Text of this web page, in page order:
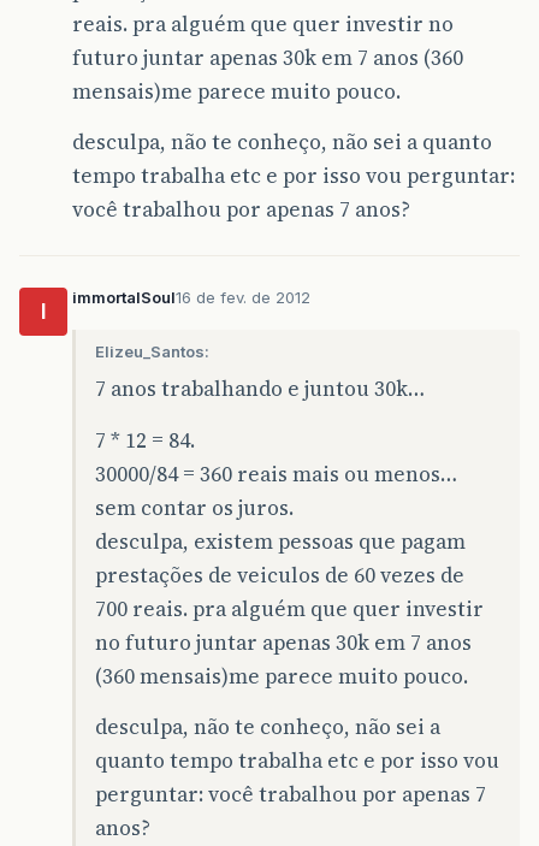
reais. pra alguém que quer investir no
futuro juntar apenas 30k em 7 anos (360
mensais)me parece muito pouco.
desculpa, não te conheço, não sei a quanto
tempo trabalha etc e por isso vou perguntar:
você trabalhou por apenas 7 anos?
I
immortalSoul16 de fev. de 2012
Elizeu_Santos:
7 anos trabalhando e juntou 30k…
7 * 12 = 84.
30000/84 = 360 reais mais ou menos…
sem contar os juros.
desculpa, existem pessoas que pagam
prestações de veiculos de 60 vezes de
700 reais. pra alguém que quer investir
no futuro juntar apenas 30k em 7 anos
(360 mensais)me parece muito pouco.
desculpa, não te conheço, não sei a
quanto tempo trabalha etc e por isso vou
perguntar: você trabalhou por apenas 7
anos?